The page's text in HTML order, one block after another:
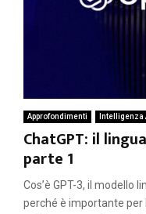
Approfondimenti
ChatGPT: il
parte 1
Cos’è GPT-3, il modello
perché è importante per